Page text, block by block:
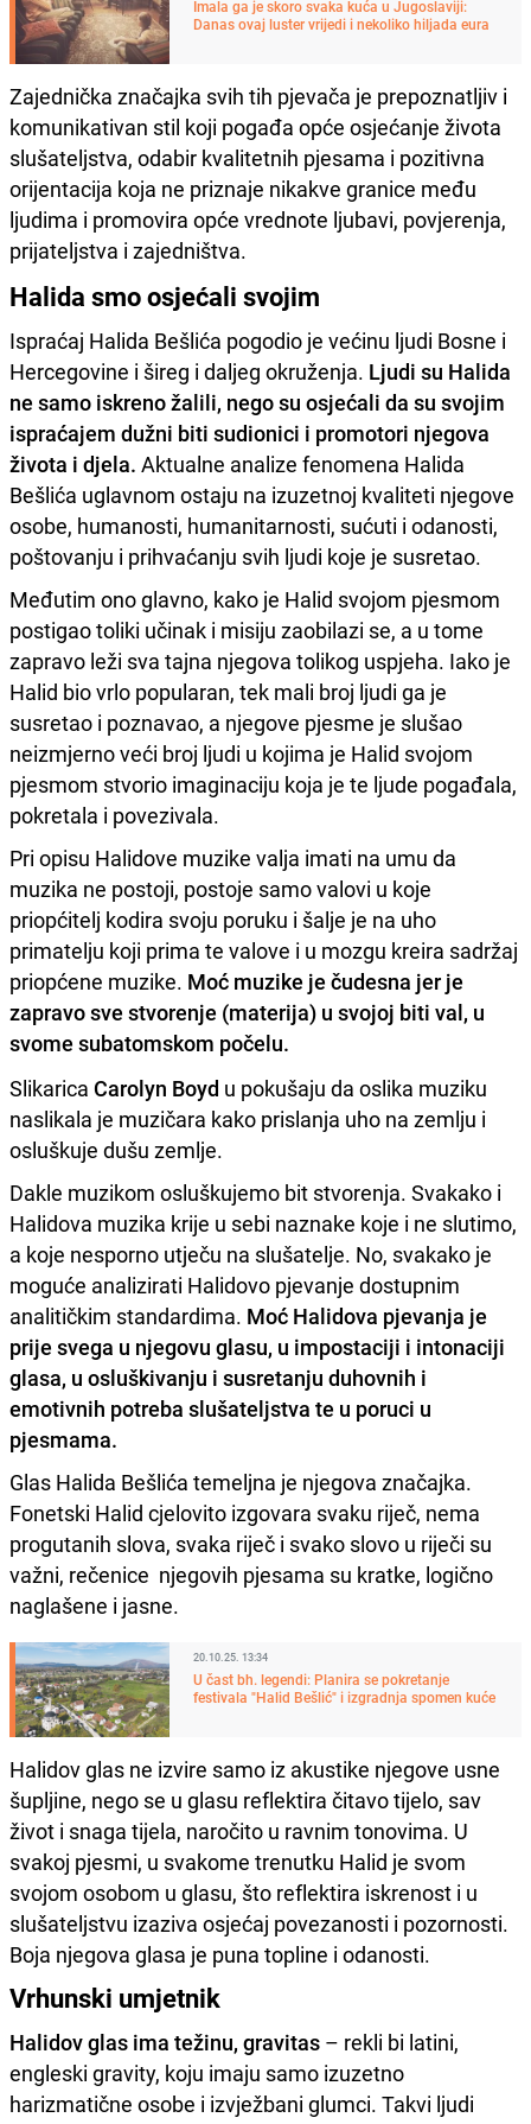
Imala ga je skoro svaka kuća u Jugoslaviji:
Danas ovaj luster vrijedi i nekoliko hiljada eura
Zajednička značajka svih tih pjevača je prepoznatljiv i
komunikativan stil koji pogađa opće osjećanje života
slušateljstva, odabir kvalitetnih pjesama i pozitivna
orijentacija koja ne priznaje nikakve granice među
ljudima i promovira opće vrednote ljubavi, povjerenja,
prijateljstva i zajedništva.
Halida smo osjećali svojim
Ispraćaj Halida Bešlića pogodio je većinu ljudi Bosne i
Hercegovine i šireg i daljeg okruženja. Ljudi su Halida
ne samo iskreno žalili, nego su osjećali da su svojim
ispraćajem dužni biti sudionici i promotori njegova
života i djela. Aktualne analize fenomena Halida
Bešlića uglavnom ostaju na izuzetnoj kvaliteti njegove
osobe, humanosti, humanitarnosti, sućuti i odanosti,
poštovanju i prihvaćanju svih ljudi koje je susretao.
Međutim ono glavno, kako je Halid svojom pjesmom
postigao toliki učinak i misiju zaobilazi se, a u tome
zapravo leži sva tajna njegova tolikog uspjeha. Iako je
Halid bio vrlo popularan, tek mali broj ljudi ga je
susretao i poznavao, a njegove pjesme je slušao
neizmjerno veći broj ljudi u kojima je Halid svojom
pjesmom stvorio imaginaciju koja je te ljude pogađala,
pokretala i povezivala.
Pri opisu Halidove muzike valja imati na umu da
muzika ne postoji, postoje samo valovi u koje
priopćitelj kodira svoju poruku i šalje je na uho
primatelju koji prima te valove i u mozgu kreira sadržaj
priopćene muzike. Moć muzike je čudesna jer je
zapravo sve stvorenje (materija) u svojoj biti val, u
svome subatomskom počelu.
Slikarica Carolyn Boyd u pokušaju da oslika muziku
naslikala je muzičara kako prislanja uho na zemlju i
osluškuje dušu zemlje.
Dakle muzikom osluškujemo bit stvorenja. Svakako i
Halidova muzika krije u sebi naznake koje i ne slutimo,
a koje nesporno utječu na slušatelje. No, svakako je
moguće analizirati Halidovo pjevanje dostupnim
analitičkim standardima. Moć Halidova pjevanja je
prije svega u njegovu glasu, u impostaciji i intonaciji
glasa, u osluškivanju i susretanju duhovnih i
emotivnih potreba slušateljstva te u poruci u
pjesmama.
Glas Halida Bešlića temeljna je njegova značajka.
Fonetski Halid cjelovito izgovara svaku riječ, nema
progutanih slova, svaka riječ i svako slovo u riječi su
važni, rečenice njegovih pjesama su kratke, logično
naglašene i jasne.
20.10.25. 13:34
U čast bh. legendi: Planira se pokretanje
festivala "Halid Bešlić" i izgradnja spomen kuće
Halidov glas ne izvire samo iz akustike njegove usne
šupljine, nego se u glasu reflektira čitavo tijelo, sav
život i snaga tijela, naročito u ravnim tonovima. U
svakoj pjesmi, u svakome trenutku Halid je svom
svojom osobom u glasu, što reflektira iskrenost i u
slušateljstvu izaziva osjećaj povezanosti i pozornosti.
Boja njegova glasa je puna topline i odanosti.
Vrhunski umjetnik
Halidov glas ima težinu, gravitas – rekli bi latini,
engleski gravity, koju imaju samo izuzetno
harizmatične osobe i izvježbani glumci. Takvi ljudi